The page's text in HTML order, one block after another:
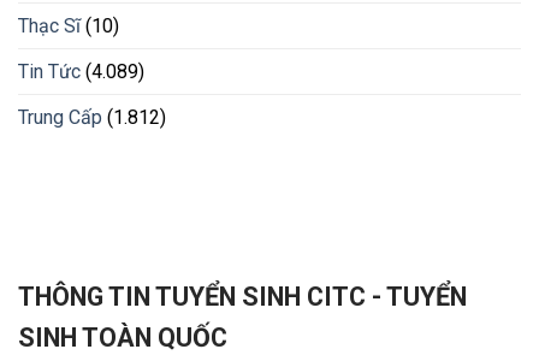
Thạc Sĩ(10)
Tin Tức (4.089)
Trung Cấp (1.812)
THÔNG TIN TUYỂN SINH CITC - TUYỂN
SINH TOÀN QUỐC